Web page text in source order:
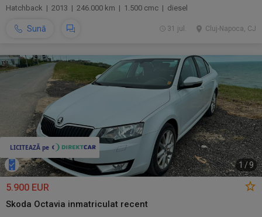
Hatchback | 2013 | 246.000 km | 1.500 cmc | diesel
Sună Cluj-Napoca, CJ
31 jul.
1 /9
5.900 EUR
Skoda Octavia inmatriculat recent